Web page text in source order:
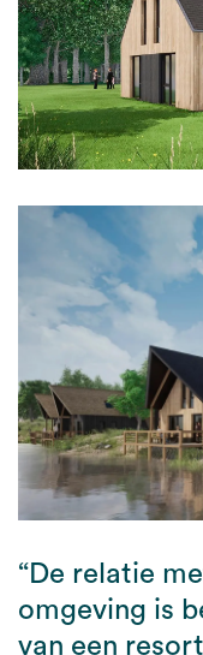
“De relatie
omgeving is
van een